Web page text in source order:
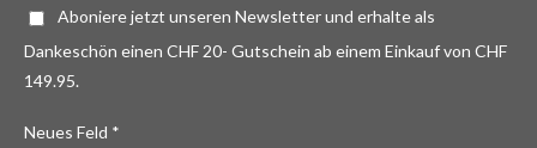
Aboniere jetzt unseren Newsletter und erhalte als
Dankeschön einen CHF 20- Gutschein ab einem Einkauf von CHF
149.95.
Neues Feld *